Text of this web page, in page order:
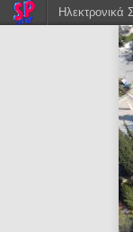
Ηλεκτρονικά